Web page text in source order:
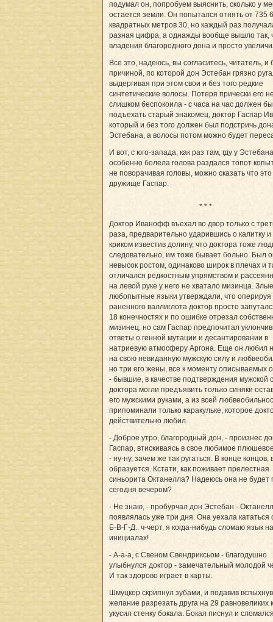
подумал он, попробуем выяснить, сколько у
остается земли. Он попытался отнять от 735
квадратных метров 30, но каждый раз
разная цифра, а однажды вообще вышло так,
владения благородного дона и просто
Все это, надеюсь, вы согласитесь, читатель, и
причиной, по которой дон Эстебан грязно
выдергивая при этом свои и без того редкие
синтетические волосы. Потеря прически его
слишком беспокоила - с часа на час должен
подъехать старый знакомец, доктор Гаспар
который и без того должен был подстричь
Эстебана, а волосы потом можно будет
И вот, с юго-запада, как раз там, гду у Эстебана
особенно болела голова раздался топот
не поворачивая головы, можно сказать что это
дружище Гаспар.
* * *
Доктор Иванофф въехал во двор только с
раза, предварительно ударившись о калитку и
криком известив долину, что доктора тоже
следовательно, им тоже бывает больно. Был
невысок ростом, одинаково широк в плечах и
отличался редкостным упрямством и
на левой руке у него не хватало мизинца.
любопытные языки утверждали, что оперируя
раненного валлиглота доктор просто
18 конечностях и по ошибке отрезал
мизинец, но сам Гаспар предпочитал
ответы о генной мутации и десантировании в
натриевую атмосферу Аргона. Еще он любил
на свою невиданную мужскую силу и
но три его жены, все к моменту описываемых
- бывшие, в качестве подтверждения мужской
доктора могли предъявить только синяки
его мужскими руками, а из всей
припоминали только каракульке, которое
действительно любил.
- Доброе утро, благородный дон, - произнес
Гаспар, втискиваясь в свое любимое
- ну-ну, зачем же так ругаться. В конце концов,
образуется. Кстати, как поживает прелестная
синьорита Октанелла? Надеюсь она не будет
сегодня вечером?
- Не знаю, - пробурчал дон Эстебан -
появлялась уже три дня. Она уехала кататься
Б-В-Г-Д.. ч-черт, я когда-нибудь сломаю язык
инициалах!
- А-а-а, с Свеном Свендриксьом - благодушно
улыбнулся доктор - замечательный молодой
И так здорово играет в карты.
Шмуцкер скрипнул зубами, и подавив
желание разрезать друга на 29 равновеликих
укусил стенку бокала. Бокал писнул и